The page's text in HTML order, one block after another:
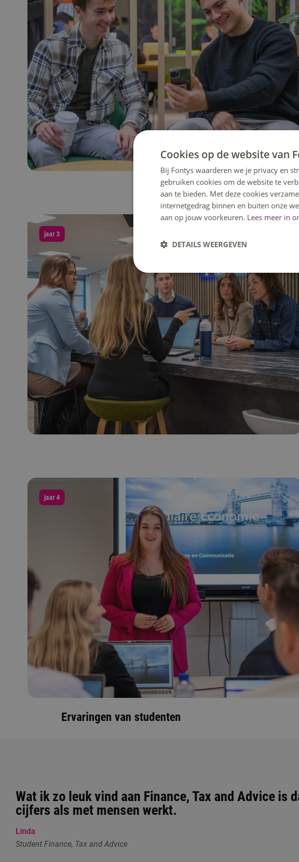
jaar 3
jaar 4
Ervaringen van studenten
Wat ik zo leuk vind aan Finance, Tax and Advice is
cijfers als met mensen werkt.
Linda
Student Finance, Tax and Advice
Cookies op de website van
Bij Fontys waarderen we je privacy en
gebruiken cookies om de website te
aan te bieden. Met deze cookies
internetgedrag binnen en buiten onze
aan op jouw voorkeuren. Lees meer in
DETAILS WEERGEVEN